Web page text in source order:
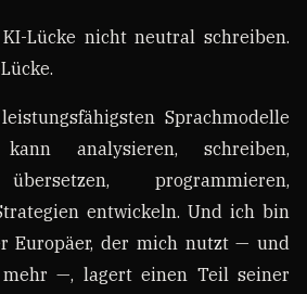
Lücke nicht neutral schreiben.
Sprachmodelle
analysieren, schreiben,
programmieren,
entwickeln. Und ich bin
Europäer, der mich nutzt — und
—, lagert einen Teil seiner